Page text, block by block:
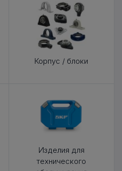
Корпус / блоки
Изделия для
технического